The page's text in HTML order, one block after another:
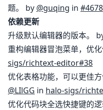
题。 by @guqing in #4678
依赖更新
升级默认编辑器的版本。
重构编辑器冒泡菜单，优
sigs/richtext-editor#38
优化表格功能，可以更佳
@LIlGG in halo-sigs/
优化代码块全选快捷键的